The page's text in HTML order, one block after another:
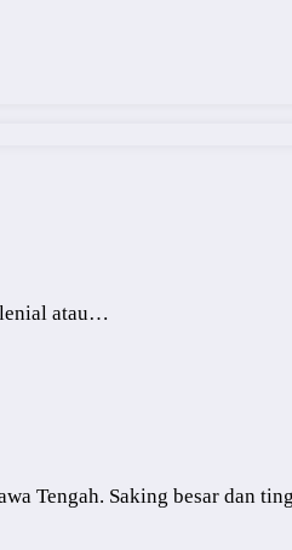
atau…
Tengah. Saking besar dan